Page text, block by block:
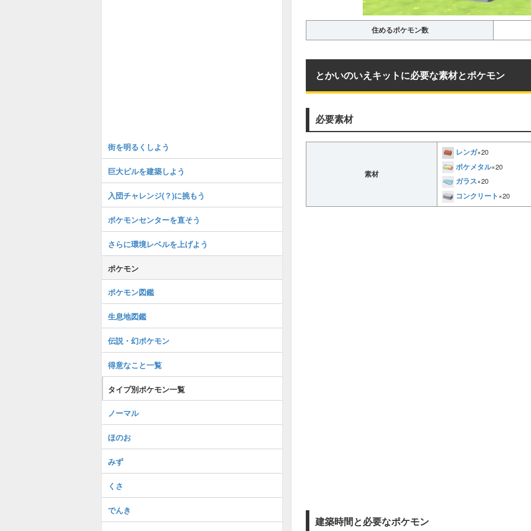
住めるポケモン数
とかいのいえキットに必要な素材とポケモン
必要素材
素材
レンガ×20
ポケメタル×20
ガラス×20
コンクリート×20
建築時間と必要なポケモン
街を明るくしよう
巨大ビルを建築しよう
入団チャレンジ(？)に挑もう
ポケモンセンターを直そう
さらに環境レベルを上げよう
ポケモン
ポケモン図鑑
生息地図鑑
伝説・幻ポケモン
得意なこと一覧
タイプ別ポケモン一覧
ノーマル
ほのお
みず
くさ
でんき